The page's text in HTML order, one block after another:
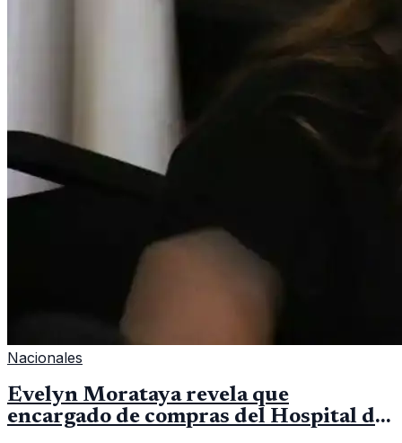
Nacionales
Evelyn Morataya revela que
encargado de compras del Hospital de